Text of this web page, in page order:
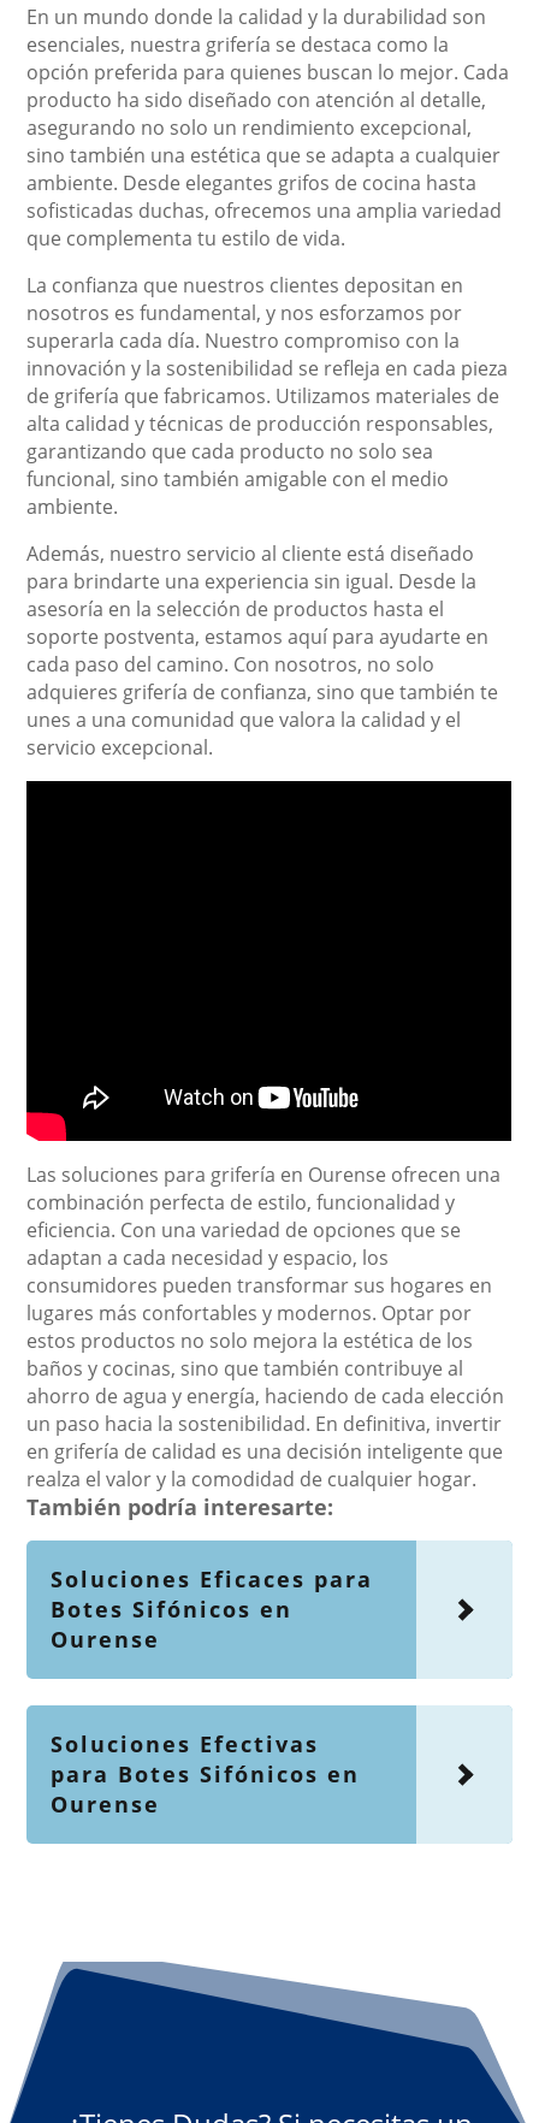
En un mundo donde la calidad y la durabilidad son
esenciales, nuestra grifería se destaca como la
opción preferida para quienes buscan lo mejor. Cada
producto ha sido diseñado con atención al detalle,
asegurando no solo un rendimiento excepcional,
sino también una estética que se adapta a cualquier
ambiente. Desde elegantes grifos de cocina hasta
sofisticadas duchas, ofrecemos una amplia variedad
que complementa tu estilo de vida.
La confianza que nuestros clientes depositan en
nosotros es fundamental, y nos esforzamos por
superarla cada día. Nuestro compromiso con la
innovación y la sostenibilidad se refleja en cada pieza
de grifería que fabricamos. Utilizamos materiales de
alta calidad y técnicas de producción responsables,
garantizando que cada producto no solo sea
funcional, sino también amigable con el medio
ambiente.
Además, nuestro servicio al cliente está diseñado
para brindarte una experiencia sin igual. Desde la
asesoría en la selección de productos hasta el
soporte postventa, estamos aquí para ayudarte en
cada paso del camino. Con nosotros, no solo
adquieres grifería de confianza, sino que también te
unes a una comunidad que valora la calidad y el
servicio excepcional.
Las soluciones para grifería en Ourense ofrecen una
combinación perfecta de estilo, funcionalidad y
eficiencia. Con una variedad de opciones que se
adaptan a cada necesidad y espacio, los
consumidores pueden transformar sus hogares en
lugares más confortables y modernos. Optar por
estos productos no solo mejora la estética de los
baños y cocinas, sino que también contribuye al
ahorro de agua y energía, haciendo de cada elección
un paso hacia la sostenibilidad. En definitiva, invertir
en grifería de calidad es una decisión inteligente que
realza el valor y la comodidad de cualquier hogar.
También podría interesarte:
Soluciones Eficaces para
Botes Sifónicos en
Ourense
Soluciones Efectivas
para Botes Sifónicos en
Ourense